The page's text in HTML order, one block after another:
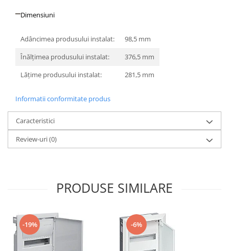
Dimensiuni
Adâncimea produsului instalat:
98,5 mm
Înălţimea produsului instalat:
376,5 mm
Lăţime produsului instalat:
281,5 mm
Informatii conformitate produs
Caracteristici
Review-uri(0)
PRODUSE SIMILARE
-19% -6%